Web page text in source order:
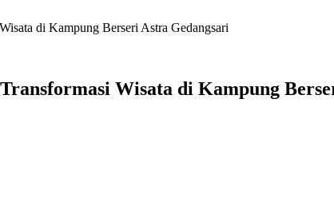
di Kampung Berseri Astra Gedangsari
Wisata di Kampung